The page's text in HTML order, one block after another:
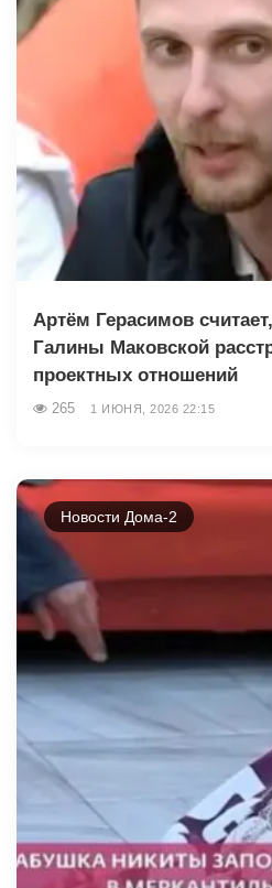
Артём Герасимов
Галины Маковской
проектных отношений
265 1 ИЮНЯ, 2026 22:15
Новости Дома-2